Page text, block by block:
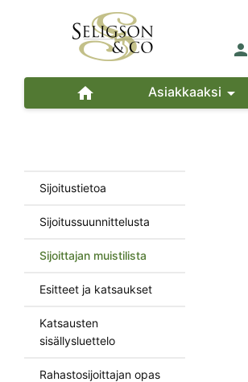

 Asiakkaaksi 
Sijoitustietoa
Sijoitussuunnittelusta
Sijoittajan muistilista
Esitteet ja katsaukset
Katsausten
sisällysluettelo
Rahastosijoittajan opas